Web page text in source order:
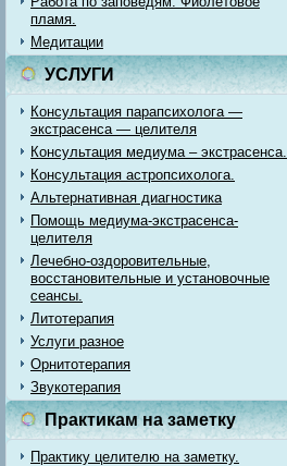
пламя.
Медитации
УСЛУГИ
Консультация парапсихолога —
экстрасенса — целителя
Консультация медиума – экстрасенса.
Консультация астропсихолога.
Альтернативная диагностика
Помощь медиума-экстрасенса-
целителя
Лечебно-оздоровительные,
восстановительные и установочные
сеансы.
Литотерапия
Услуги разное
Орнитотерапия
Звукотерапия
Практикам на заметку
Практику целителю на заметку.